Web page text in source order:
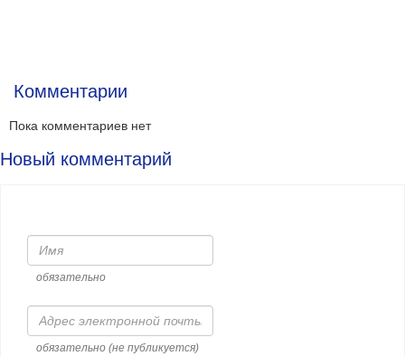
Комментарии
Пока комментариев нет
Новый комментарий
Имя
обязательно
Адрес
электронной
почты
обязательно (не публикуется)